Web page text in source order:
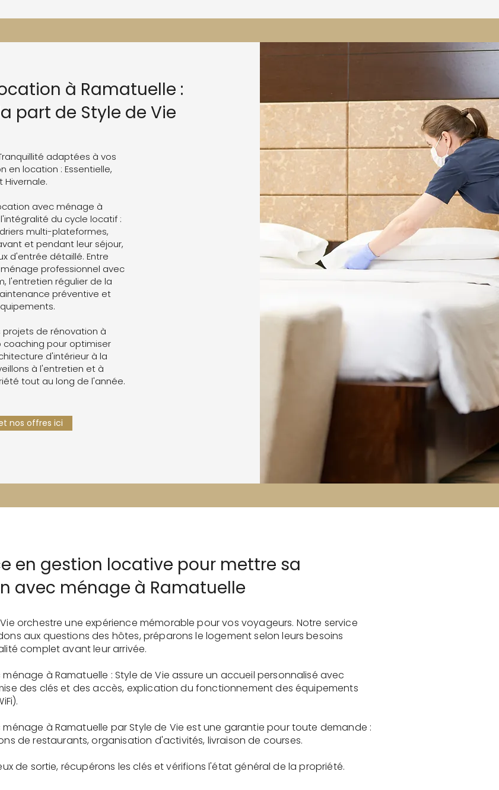
à Ramatuelle :
part de Style de Vie
adaptées à vos
en location : Essentielle,
Hivernale.
avec ménage à
du cycle locatif :
multi-plateformes,
et pendant leur séjour,
d'entrée détaillé. Entre
professionnel avec
l'entretien régulier de la
préventive et
de rénovation à
pour optimiser
d'intérieur à la
à l'entretien et à
tout au long de l'année.
nos offres ici
en gestion locative pour mettre sa
avec ménage à Ramatuelle
orchestre une expérience mémorable pour vos voyageurs. Notre service
aux questions des hôtes, préparons le logement selon leurs besoins
complet avant leur arrivée.
à Ramatuelle : Style de Vie assure un accueil personnalisé avec
des clés et des accès, explication du fonctionnement des équipements
à Ramatuelle par Style de Vie est une garantie pour toute demande :
de restaurants, organisation d'activités, livraison de courses.
de sortie, récupérons les clés et vérifions l'état général de la propriété.